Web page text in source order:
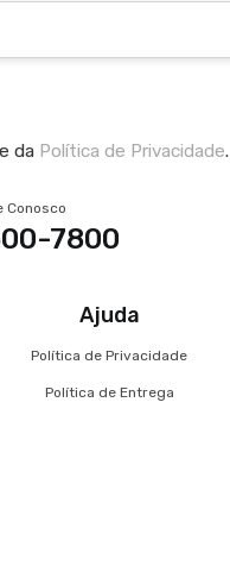
da Política de Privacidade.
Conosco
7800
Ajuda
Política de Privacidade
Política de Entrega